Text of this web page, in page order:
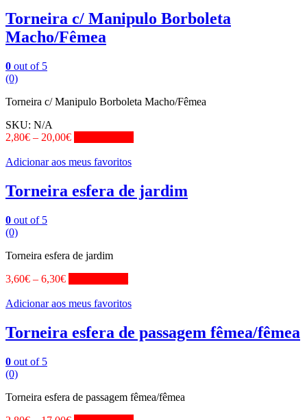
Torneira c/ Manipulo Borboleta
Macho/Fêmea
0 out of 5
(0)
Torneira c/ Manipulo Borboleta Macho/Fêmea
SKU: N/A
2,80€ – 20,00€
Adicionar aos meus favoritos
Torneira esfera de jardim
0 out of 5
(0)
Torneira esfera de jardim
3,60€ – 6,30€
Adicionar aos meus favoritos
Torneira esfera de passagem fêmea/fêmea
0 out of 5
(0)
Torneira esfera de passagem fêmea/fêmea